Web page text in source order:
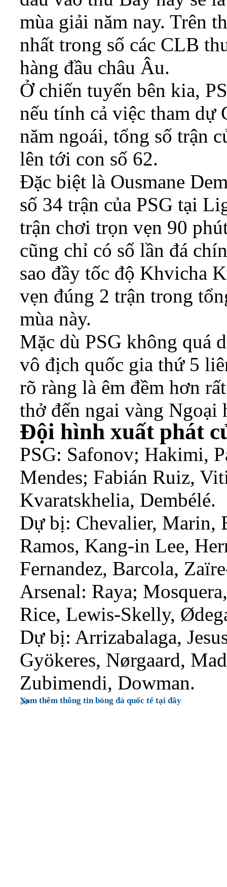
mùa giải năm nay. Trên
nhất trong số các CLB
hàng đầu châu Âu.
Ở chiến tuyến bên kia,
nếu tính cả việc tham dự
năm ngoái, tổng số trận
lên tới con số 62.
Đặc biệt là Ousmane
số 34 trận của PSG tại
trận chơi trọn vẹn 90
cũng chỉ có số lần đá
sao đầy tốc độ Khvicha
vẹn đúng 2 trận trong
mùa này.
Mặc dù PSG không quá
vô địch quốc gia thứ 5
rõ ràng là êm đềm hơn
thở đến ngai vàng Ngoại
Đội hình xuất phát
PSG: Safonov; Hakimi,
Mendes; Fabián Ruiz,
Kvaratskhelia, Dembélé.
Dự bị: Chevalier, Marin,
Ramos, Kang-in Lee,
Fernandez, Barcola,
Arsenal: Raya;
Rice, Lewis-Skelly,
Dự bị: Arrizabalaga,
Gyökeres, Nørgaard,
Zubimendi, Dowman.
Xem thêm thông tin bóng đá quốc tế tại đây